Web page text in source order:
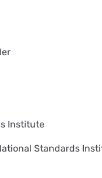
Institute
Standards